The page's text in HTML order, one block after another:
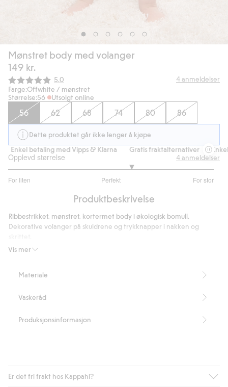
Mønstret body med volanger
149 kr.
Gjennomsnittskarakter:
5.0 4anmeldelser
Farge:Offwhite / mønstret
Størrelse:56 Utsolgt online
56 62 68 74 80 86
Dette produktet går ikke lenger å kjøpe
Enkel betaling med Vipps & Klarna
Gratis fraktalternativer Enkel
Opplevd størrelse
For liten Perfekt For stor
av
5
stemmer
4anmeldelser
Produktbeskrivelse
Vis mer
Ribbestrikket, mønstret, kortermet body i økologisk bomull.
Dekorative volanger på skuldrene og trykknapper i nakken og
Artikkelnummer
Materiale
Vaskeråd
Produksjonsinformasjon
Er det fri frakt hos Kappahl?